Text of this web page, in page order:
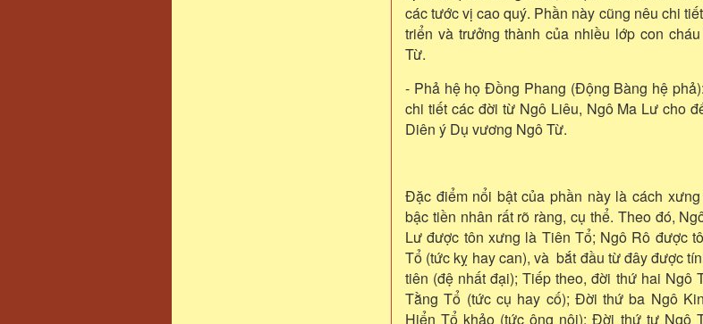
các tước vị cao quý. Phần này cũng nêu chi
triển và trưởng thành của nhiều lớp con
Từ.
- Phả hệ họ Đồng Phang (Động Bàng hệ
chi tiết các đời từ Ngô Liêu, Ngô Ma Lư cho
Diên ý Dụ vương Ngô Từ.
Đặc điểm nổi bật của phần này là cách
bậc tiền nhân rất rõ ràng, cụ thể. Theo đó,
Lư được tôn xưng là Tiên Tổ; Ngô Rô được
Tổ (tức kỵ hay can), và bắt đầu từ đây được
tiên (đệ nhất đại); Tiếp theo, đời thứ hai Ngô
Tằng Tổ (tức cụ hay cố); Đời thứ ba Ngô
Hiển Tổ khảo (tức ông nội); Đời thứ tư Ngô